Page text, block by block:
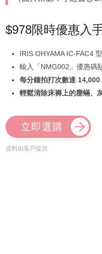
$978限時優惠入
IRIS OHYAMA IC-FAC4
輸入「NMG002」優惠碼
每分鐘拍打次數達 14,000
輕鬆清除床褥上的塵蟎、
立即選購
資料由客戶提供